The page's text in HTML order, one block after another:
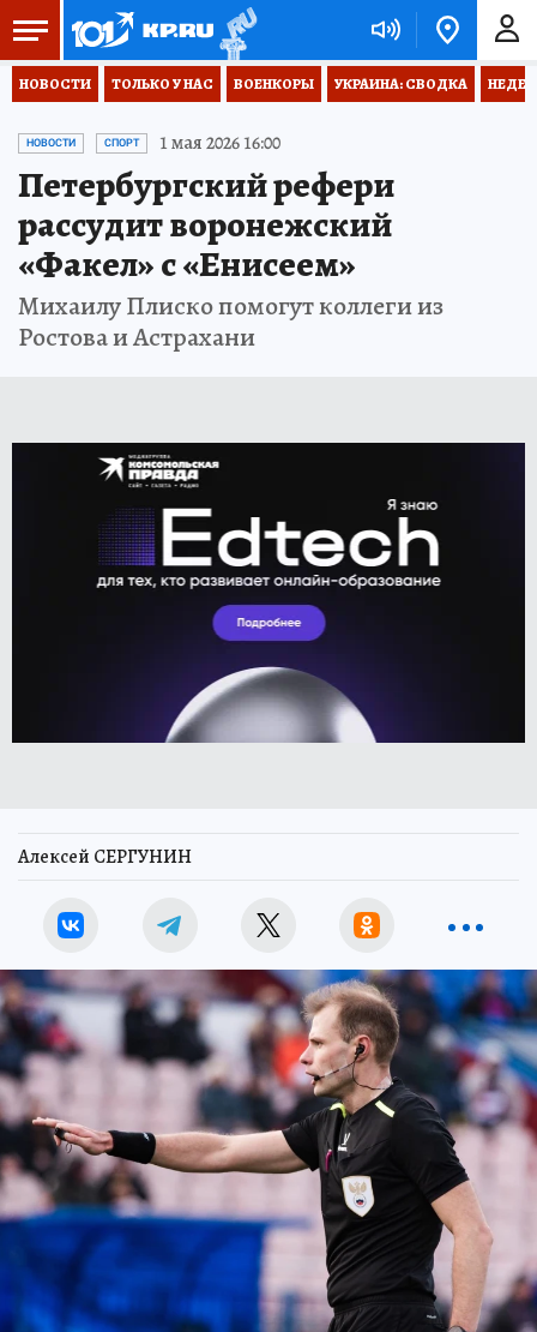
НОВОСТИ ТОЛЬКО У НАС ВОЕНКОРЫ УКРАИНА: СВОДКА
НОВОСТИ СПОРТ 1 мая 2026 16:00
Петербургский рефери
рассудит воронежский
«Факел» с «Енисеем»
Михаилу Плиско помогут коллеги из
Ростова и Астрахани
Алексей СЕРГУНИН